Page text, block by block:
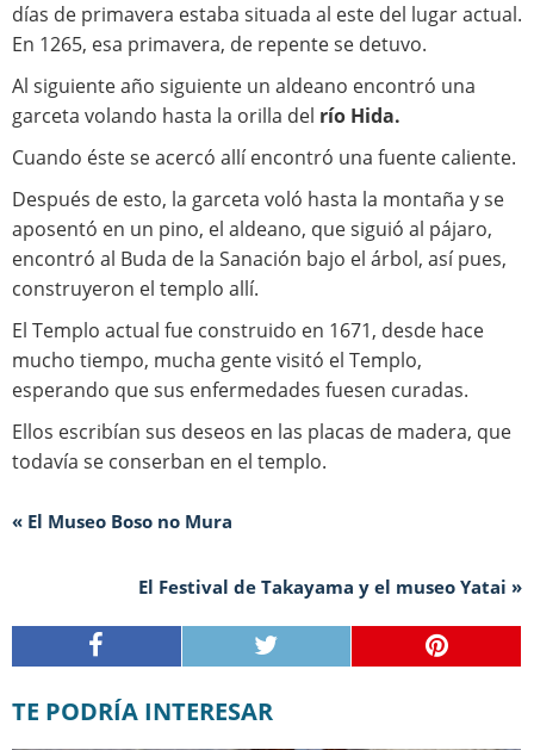
días de primavera estaba situada al este del lugar actual.
En 1265, esa primavera, de repente se detuvo.
Al siguiente año siguiente un aldeano encontró una
garceta volando hasta la orilla del río Hida.
Cuando éste se acercó allí encontró una fuente caliente.
Después de esto, la garceta voló hasta la montaña y se
aposentó en un pino, el aldeano, que siguió al pájaro,
encontró al Buda de la Sanación bajo el árbol, así pues,
construyeron el templo allí.
El Templo actual fue construido en 1671, desde hace
mucho tiempo, mucha gente visitó el Templo,
esperando que sus enfermedades fuesen curadas.
Ellos escribían sus deseos en las placas de madera, que
todavía se conserban en el templo.
« El Museo Boso no Mura
El Festival de Takayama y el museo Yatai »
TE PODRÍA INTERESAR